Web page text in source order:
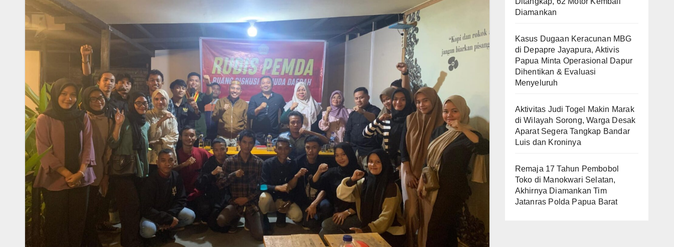
Diamankan
Kasus Dugaan Keracunan MBG
di Depapre Jayapura, Aktivis
Papua Minta Operasional Dapur
Dihentikan & Evaluasi
Menyeluruh
Aktivitas Judi Togel Makin Marak
di Wilayah Sorong, Warga Desak
Aparat Segera Tangkap Bandar
Luis dan Kroninya
Remaja 17 Tahun Pembobol
Toko di Manokwari Selatan,
Akhirnya Diamankan Tim
Jatanras Polda Papua Barat